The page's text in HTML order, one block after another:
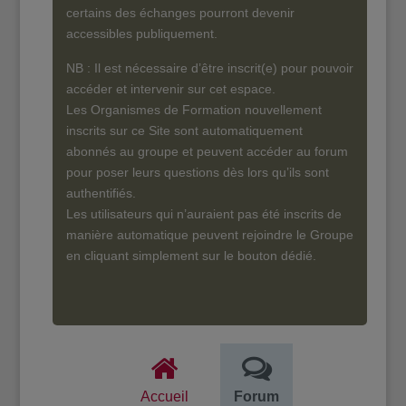
certains des échanges pourront devenir
accessibles publiquement.
NB : Il est nécessaire d’être inscrit(e) pour pouvoir
accéder et intervenir sur cet espace.
Les Organismes de Formation nouvellement
inscrits sur ce Site sont automatiquement
abonnés au groupe et peuvent accéder au forum
pour poser leurs questions dès lors qu’ils sont
authentifiés.
Les utilisateurs qui n’auraient pas été inscrits de
manière automatique peuvent rejoindre le Groupe
en cliquant simplement sur le bouton dédié.
Accueil Forum